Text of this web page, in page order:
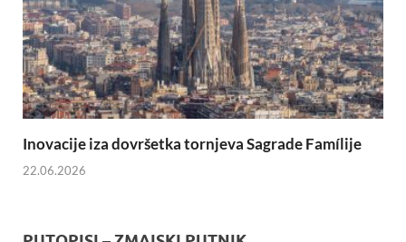
Inovacije iza dovršetka tornjeva Sagrade Famílije
22.06.2026